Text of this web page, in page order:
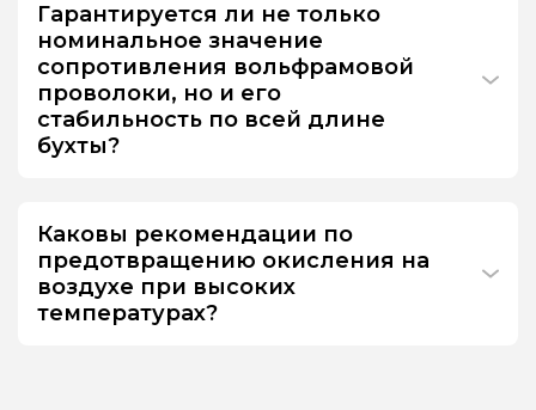
Гарантируется ли не только
номинальное значение
сопротивления вольфрамовой
проволоки, но и его
стабильность по всей длине
бухты?
Каковы рекомендации по
предотвращению окисления на
воздухе при высоких
температурах?